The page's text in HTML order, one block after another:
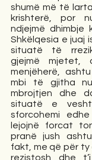
shumë më të
krishterë, por
ndjejmë dhimbje
Shkëlqesia e juaj
situatë të
gjejmë mjetet,
menjëherë,
mbi të gjitha
mbrojtjen dhe
situatë e
sforcohemi
lejojnë forcat
pranë jush
fakt, me që për
rezistosh dhe